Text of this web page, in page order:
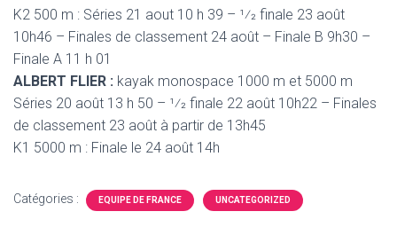
K2 500 m : Séries 21 aout 10 h 39 – 1⁄2 finale 23 août
10h46 – Finales de classement 24 août – Finale B 9h30 –
Finale A 11 h 01
ALBERT FLIER : kayak monospace 1000 m et 5000 m
Séries 20 août 13 h 50 – 1⁄2 finale 22 août 10h22 – Finales
de classement 23 août à partir de 13h45
K1 5000 m : Finale le 24 août 14h
Catégories : EQUIPE DE FRANCE UNCATEGORIZED